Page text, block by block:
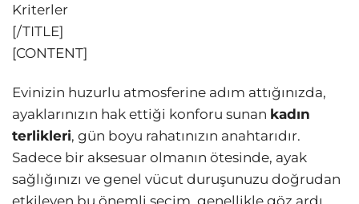
Kriterler
[/TITLE]
[CONTENT]
Evinizin huzurlu atmosferine adım attığınızda,
ayaklarınızın hak ettiği konforu sunan kadın
terlikleri, gün boyu rahatınızın anahtarıdır.
Sadece bir aksesuar olmanın ötesinde, ayak
sağlığınızı ve genel vücut duruşunuzu doğrudan
etkileyen bu önemli seçim, genellikle göz ardı